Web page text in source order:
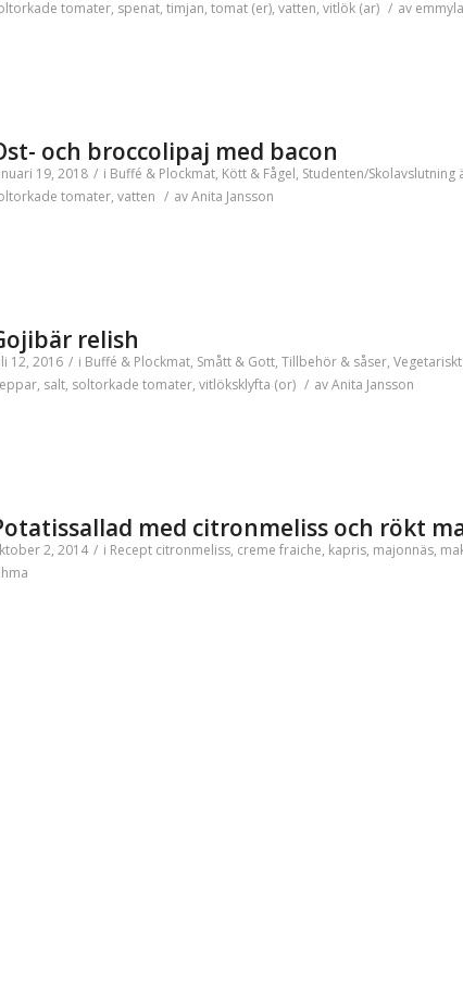
tomater, spenat, timjan, tomat (er), vatten, vitlök (ar) / av
och broccolipaj med bacon
19, 2018 / i Buffé & Plockmat, Kött & Fågel, Studenten/Skolavslutning
tomater, vatten / avAnita Jansson
relish
12, 2016 / i Buffé & Plockmat, Smått & Gott, Tillbehör & såser, Vegetariskt
, salt, soltorkade tomater, vitlöksklyfta (or) / avAnita Jansson
med citronmeliss och rökt
2, 2014 / i Recept citronmeliss, creme fraiche, kapris, majonnäs,